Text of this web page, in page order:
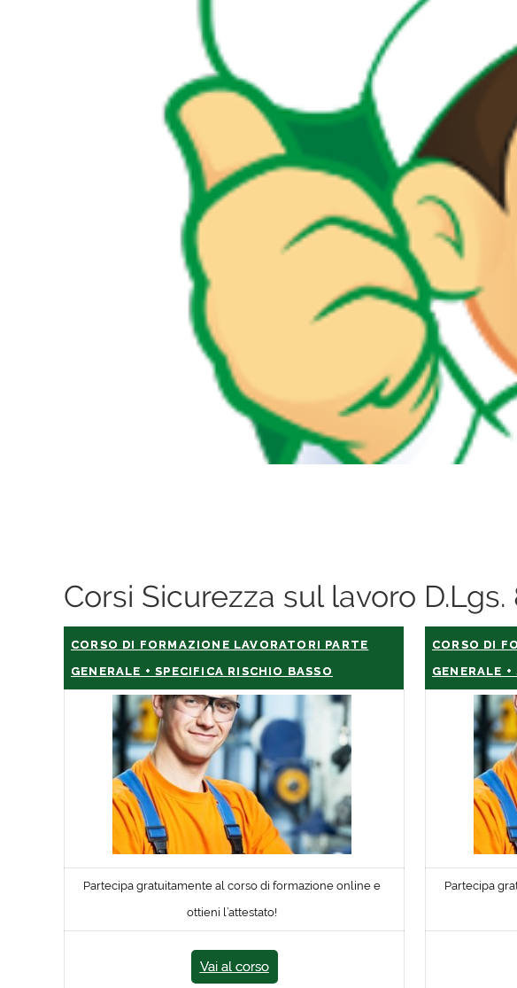
Corsi Sicurezza sul lavoro
CORSO DI FORMAZIONE LAVORATORI PARTE
GENERALE + SPECIFICA RISCHIO BASSO
Partecipa gratuitamente al corso di formazione online e
ottieni l’attestato!
Vai al corso
CORSO DI
GENERALE
Partecipa